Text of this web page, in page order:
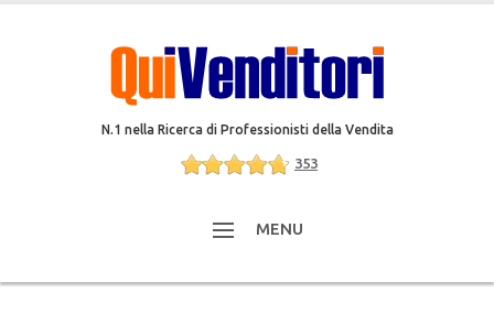
N.1 nella Ricerca di Professionisti della Vendita
353
MENU